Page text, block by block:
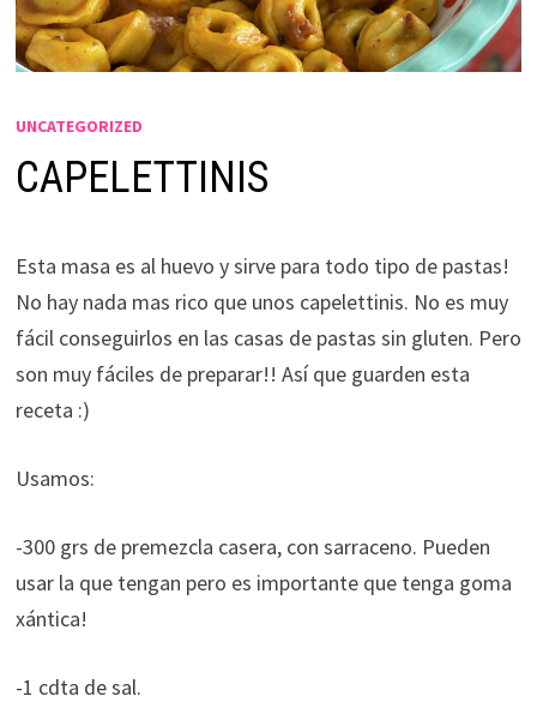
UNCATEGORIZED
CAPELETTINIS
Esta masa es al huevo y sirve para todo tipo de pastas!
No hay nada mas rico que unos capelettinis. No es muy
fácil conseguirlos en las casas de pastas sin gluten. Pero
son muy fáciles de preparar!! Así que guarden esta
receta :)
Usamos:
-300 grs de premezcla casera, con sarraceno. Pueden
usar la que tengan pero es importante que tenga goma
xántica!
-1 cdta de sal.